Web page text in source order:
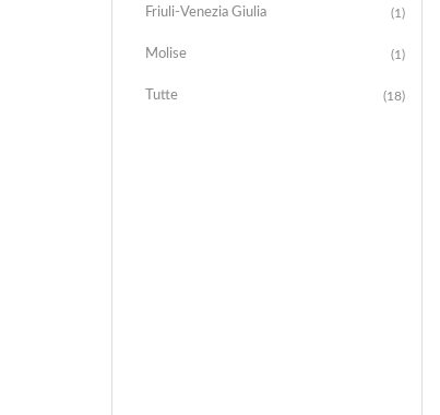
Friuli-Venezia Giulia (1)
Molise (1)
Tutte (18)